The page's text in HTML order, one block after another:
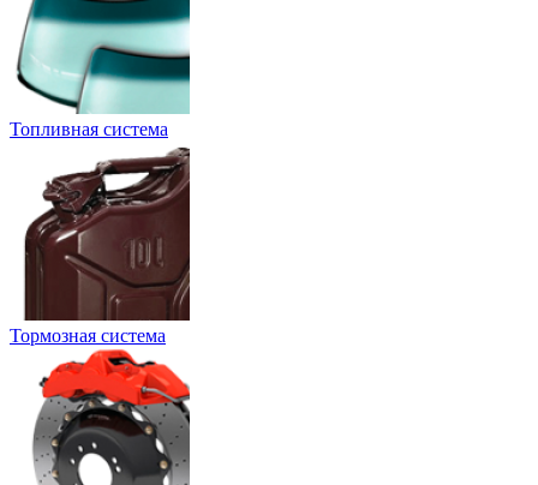
Топливная система
Тормозная система